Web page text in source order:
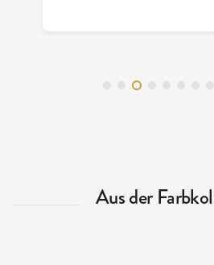
Aus der